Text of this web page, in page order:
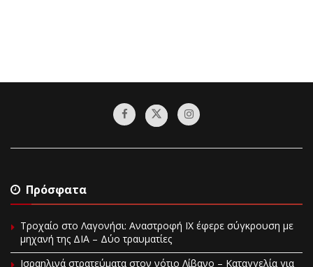
Πρόσφατα
Τροχαίο στο Λαγονήσι: Αναστροφή ΙΧ έφερε σύγκρουση με
μηχανή της ΔΙΑ – Δύο τραυματίες
Ισραηλινά στρατεύματα στον νότιο Λίβανο – Καταγγελία για